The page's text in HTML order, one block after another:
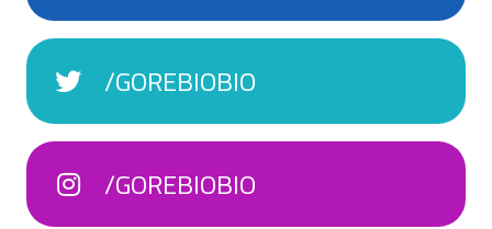
/GOREBIOBIO
/GOREBIOBIO